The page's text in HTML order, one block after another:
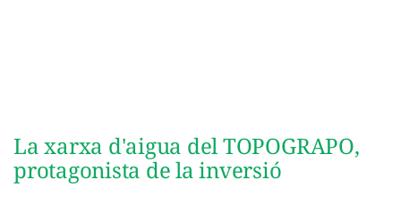
La xarxa d'aigua del TOPOGRAPO,
protagonista de la inversió